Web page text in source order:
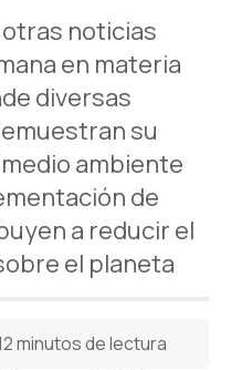
noticias
en materia
diversas
su
ambiente
de
a reducir el
el planeta
minutos de lectura